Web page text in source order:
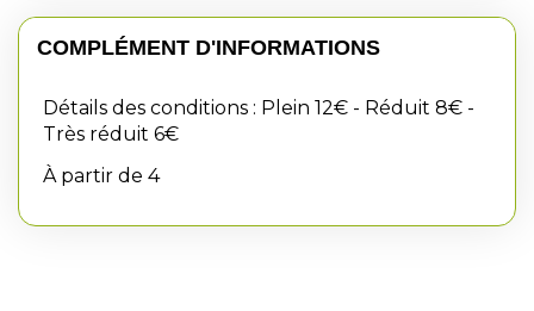
COMPLÉMENT D'INFORMATIONS
Détails des conditions : Plein 12€ - Réduit 8€ -
Très réduit 6€
À partir de 4